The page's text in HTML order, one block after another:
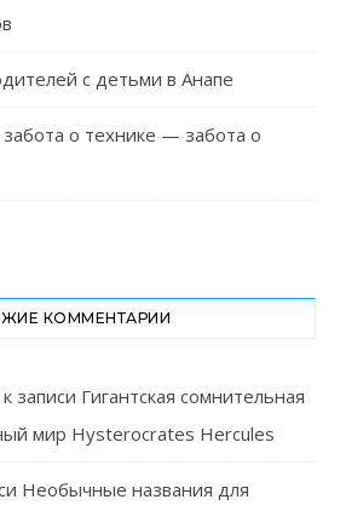
с детьми в Анапе
о технике — забота о
КОММЕНТАРИИ
к записи Гигантская сомнительная
мир Hysterocrates Hercules
Необычные названия для